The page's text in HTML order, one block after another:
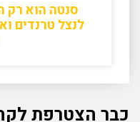
לנצל טרנדים
כבר הצטרפת